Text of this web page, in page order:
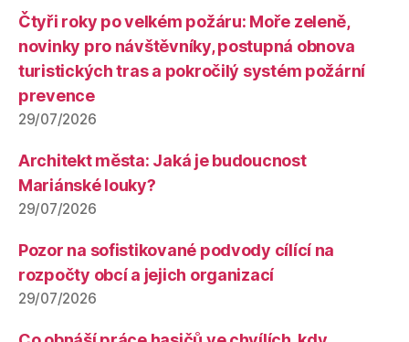
Čtyři roky po velkém požáru: Moře zeleně,
novinky pro návštěvníky, postupná obnova
turistických tras a pokročilý systém požární
prevence
29/07/2026
Architekt města: Jaká je budoucnost
Mariánské louky?
29/07/2026
Pozor na sofistikované podvody cílící na
rozpočty obcí a jejich organizací
29/07/2026